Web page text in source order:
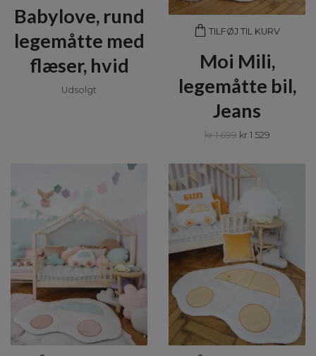
Babylove, rund
legemåtte med
flæser, hvid
Udsolgt
TILFØJ TIL KURV
Moi Mili,
legemåtte bil,
Jeans
kr 1 699 kr 1 529